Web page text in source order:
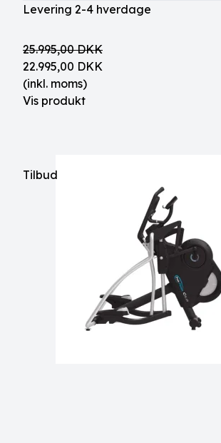
Levering 2-4 hverdage
25.995,00 DKK
22.995,00 DKK
(inkl. moms)
Vis produkt
Tilbud